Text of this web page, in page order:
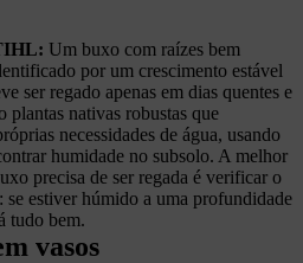
Um buxo com raízes bem
por um crescimento estável
ser regado apenas em dias quentes e
plantas nativas robustas que
necessidades de água, usando
humidade no subsolo. A melhor
precisa de ser regada é verificar o
se estiver húmido a uma profundidade
tudo bem.
vasos